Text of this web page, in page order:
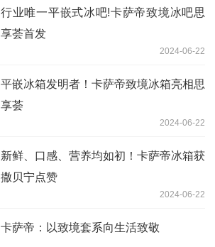
行业唯一平嵌式冰吧!卡萨帝致境冰吧思
享荟首发
2024-06-22
平嵌冰箱发明者！卡萨帝致境冰箱亮相思
享荟
2024-06-22
新鲜、口感、营养均如初！卡萨帝冰箱获
撒贝宁点赞
2024-06-22
卡萨帝：以致境套系向生活致敬